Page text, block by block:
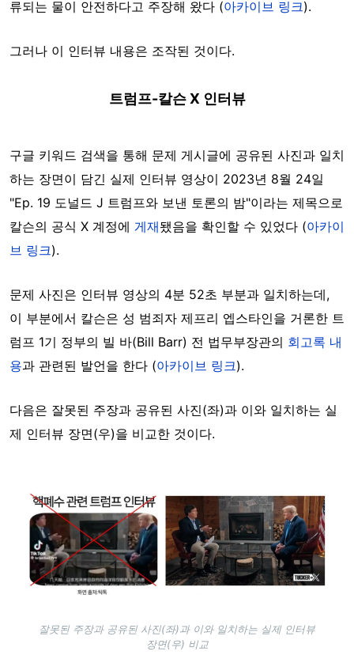
류되는 물이 안전하다고 주장해 왔다 (아카이브 링크).
그러나 이 인터뷰 내용은 조작된 것이다.
트럼프-칼슨 X 인터뷰
구글 키워드 검색을 통해 문제 게시글에 공유된 사진과 일치
하는 장면이 담긴 실제 인터뷰 영상이 2023년 8월 24일
"Ep. 19 도널드 J 트럼프와 보낸 토론의 밤"이라는 제목으로
칼슨의 공식 X 계정에 게재됐음을 확인할 수 있었다 (아카이
브 링크).
문제 사진은 인터뷰 영상의 4분 52초 부분과 일치하는데,
이 부분에서 칼슨은 성 범죄자 제프리 엡스타인을 거론한 트
럼프 1기 정부의 빌 바(Bill Barr) 전 법무부장관의 회고록 내
용과 관련된 발언을 한다 (아카이브 링크).
다음은 잘못된 주장과 공유된 사진(좌)과 이와 일치하는 실
제 인터뷰 장면(우)을 비교한 것이다.
Image
잘못된 주장과 공유된 사진(좌)과 이와 일치하는 실제 인터뷰
장면(우) 비교